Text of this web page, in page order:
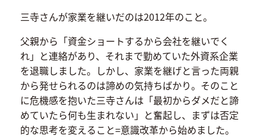
三寺さんが家業を継いだのは2012年のこと。
父親から「資金ショートするから会社を継いでく
れ」と連絡があり、それまで勤めていた外資系企業
を退職しました。しかし、家業を継げと言った両親
から発せられるのは諦めの気持ちばかり。そのこと
に危機感を抱いた三寺さんは「最初からダメだと諦
めていたら何も生まれない」と奮起し、まずは否定
的な思考を変えること=意識改革から始めました。